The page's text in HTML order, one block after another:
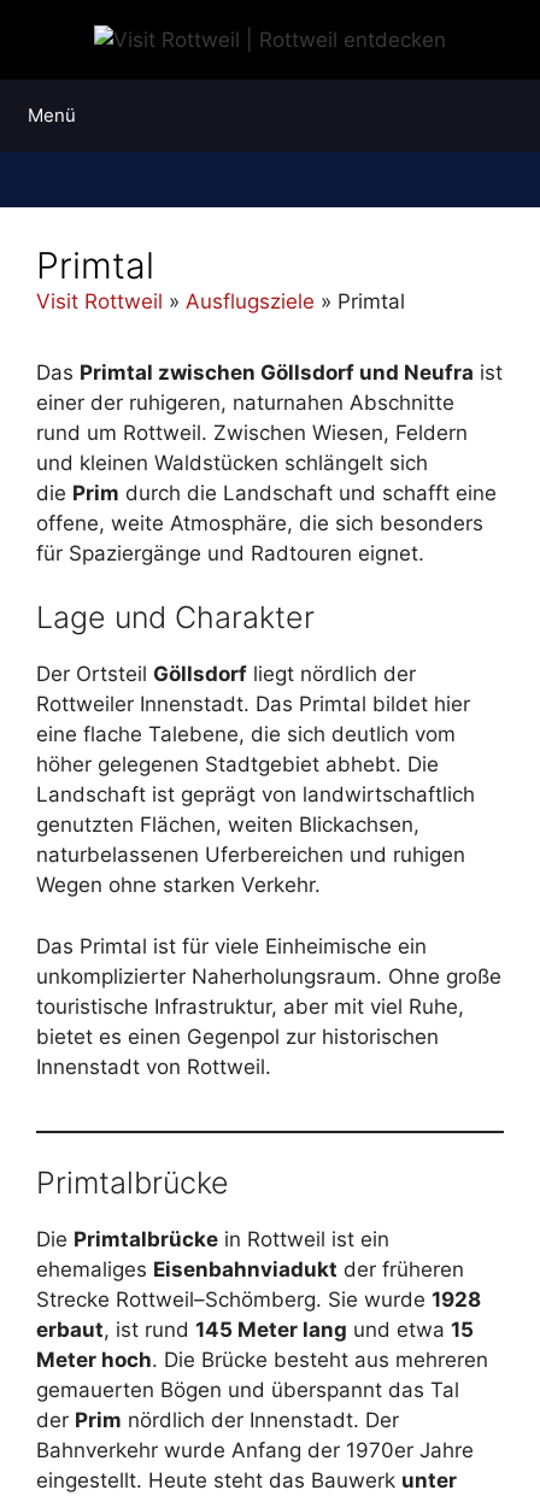
springen
Menü
Primtal
Visit Rottweil » Ausflugsziele » Primtal
Das Primtal zwischen Göllsdorf und Neufra ist
einer der ruhigeren, naturnahen Abschnitte
rund um Rottweil. Zwischen Wiesen, Feldern
und kleinen Waldstücken schlängelt sich
die Prim durch die Landschaft und schafft eine
offene, weite Atmosphäre, die sich besonders
für Spaziergänge und Radtouren eignet.
Lage und Charakter
Der Ortsteil Göllsdorf liegt nördlich der
Rottweiler Innenstadt. Das Primtal bildet hier
eine flache Talebene, die sich deutlich vom
höher gelegenen Stadtgebiet abhebt. Die
Landschaft ist geprägt von landwirtschaftlich
genutzten Flächen, weiten Blickachsen,
naturbelassenen Uferbereichen und ruhigen
Wegen ohne starken Verkehr.
Das Primtal ist für viele Einheimische ein
unkomplizierter Naherholungsraum. Ohne große
touristische Infrastruktur, aber mit viel Ruhe,
bietet es einen Gegenpol zur historischen
Innenstadt von Rottweil.
Primtalbrücke
Die Primtalbrücke in Rottweil ist ein
ehemaliges Eisenbahnviadukt der früheren
Strecke Rottweil–Schömberg. Sie wurde 1928
erbaut, ist rund 145 Meter lang und etwa 15
Meter hoch. Die Brücke besteht aus mehreren
gemauerten Bögen und überspannt das Tal
der Prim nördlich der Innenstadt. Der
Bahnverkehr wurde Anfang der 1970er Jahre
eingestellt. Heute steht das Bauwerk unter